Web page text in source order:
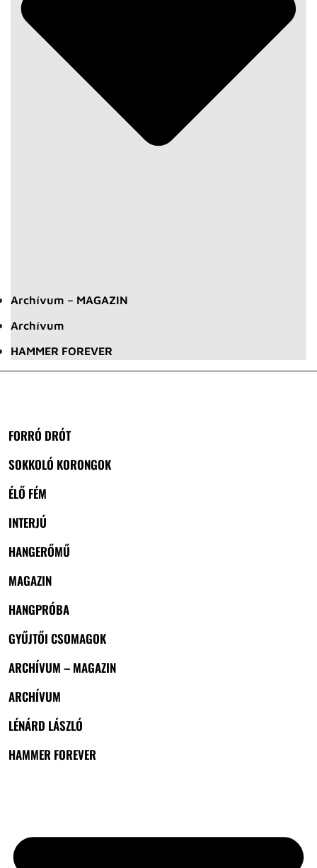
Archívum – MAGAZIN
Archívum
HAMMER FOREVER
FORRÓ DRÓT
SOKKOLÓ KORONGOK
ÉLŐ FÉM
INTERJÚ
HANGERŐMŰ
MAGAZIN
HANGPRÓBA
GYŰJTŐI CSOMAGOK
ARCHÍVUM – MAGAZIN
ARCHÍVUM
LÉNÁRD LÁSZLÓ
HAMMER FOREVER